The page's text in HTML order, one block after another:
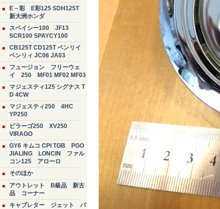
E－彩 E彩125 SDH125T
新大洲ホンダ
スペイシー100 JF13
SCR100 SPAYCY100
CB125T CD125T ベンリイ
ベンリィ JC06 JA03
フュージョン フリーウェ
イ 250 MF01 MF02 MF03
マジェスティ125 シグナス T
D 4CW
マジェスティ250 4HC
YP250
ビラーゴ250 XV250
VIRAGO
GY6 キムコ CPI TGB PGO
JIALING LONCIN ファル
コン125 アローロ
そのほか
アウトレット B級品 新古
品 コーナー
キャブレター ジェット バ